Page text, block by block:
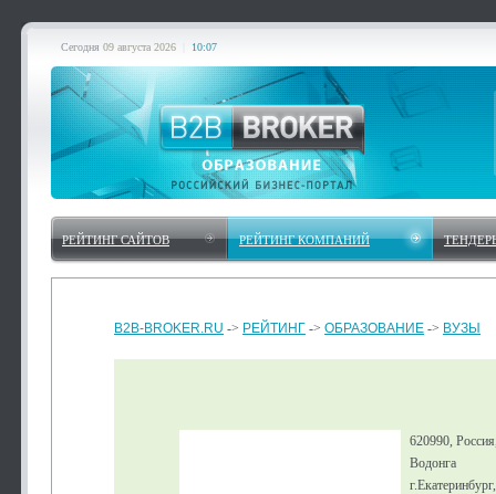
Сегодня 09 августа 2026 10:07
РЕЙТИНГ САЙТОВ РЕЙТИНГ КОМПАНИЙ
B2B-BROKER.RU -> РЕЙТИНГ -> ОБРАЗОВАНИЕ -> ВУЗЫ
620990,
Водонга